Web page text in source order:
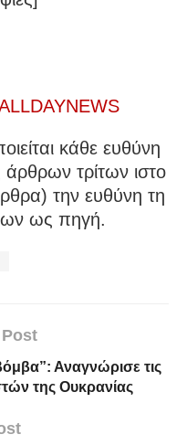
κάθε ευθύνη
άρθρων τρίτων ιστο
την ευθύνη τη
ως πηγή.
Αναγνώρισε τις
της Ουκρανίας